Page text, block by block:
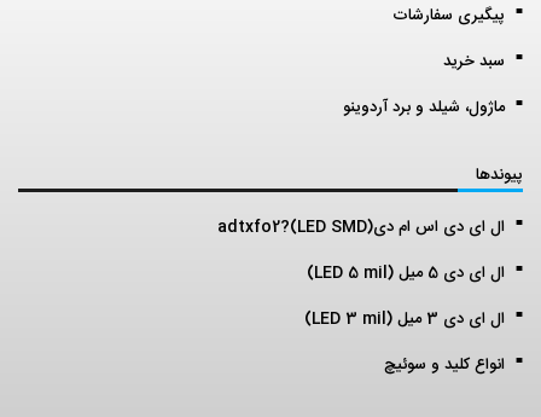
پیگیری سفارشات
سبد خرید
ماژول، شیلد و برد آردوینو
پیوندها
ال ای دی اس ام دی(LED SMD)?adtxfo2
ال ای دی 5 میل (LED 5 mil)
ال ای دی 3 میل (LED 3 mil)
انواع کلید و سوئیچ